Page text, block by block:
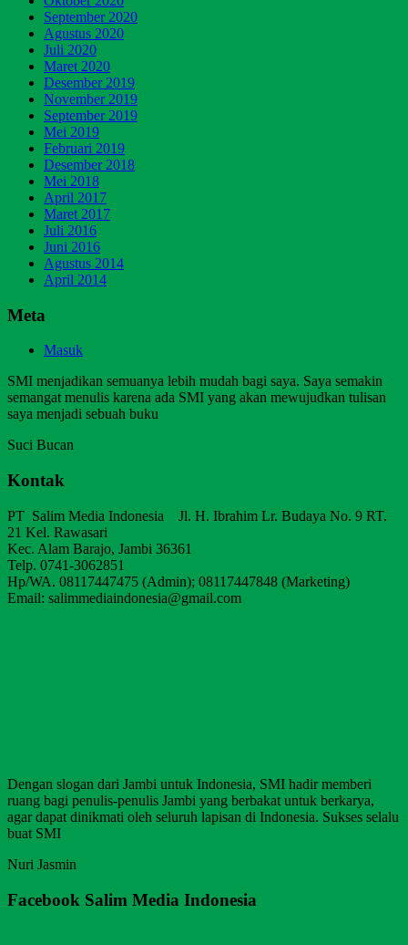
September 2020
Agustus 2020
Juli 2020
Maret 2020
Desember 2019
November 2019
September 2019
Mei 2019
Februari 2019
Desember 2018
Mei 2018
April 2017
Maret 2017
Juli 2016
Juni 2016
Agustus 2014
April 2014
Meta
Masuk
SMI menjadikan semuanya lebih mudah bagi saya. Saya semakin
semangat menulis karena ada SMI yang akan mewujudkan tulisan
saya menjadi sebuah buku
Suci Bucan
Kontak
PT Salim Media Indonesia Jl. H. Ibrahim Lr. Budaya No. 9 RT.
21 Kel. Rawasari
Kec. Alam Barajo, Jambi 36361
Telp. 0741-3062851
Hp/WA. 08117447475 (Admin); 08117447848 (Marketing)
Email: salimmediaindonesia@gmail.com
Dengan slogan dari Jambi untuk Indonesia, SMI hadir memberi
ruang bagi penulis-penulis Jambi yang berbakat untuk berkarya,
agar dapat dinikmati oleh seluruh lapisan di Indonesia. Sukses selalu
buat SMI
Nuri Jasmin
Facebook Salim Media Indonesia